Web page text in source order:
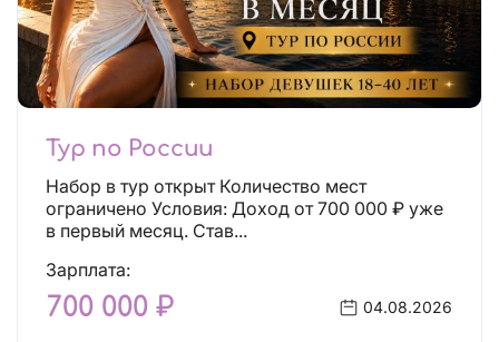
Тур по России
Набор в тур открыт Количество мест
ограничено Условия: Доход от 700 000 ₽ уже
в первый месяц. Став...
Зарплата:
700 000 ₽ 04.08.2026